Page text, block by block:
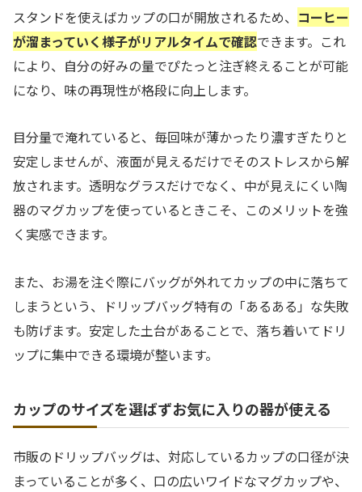
スタンドを使えばカップの口が開放されるため、 コーヒー
が溜まっていく様子がリアルタイムで確認できます。これ
により、自分の好みの量でぴたっと注ぎ終えることが可能
になり、味の再現性が格段に向上します。
目分量で淹れていると、毎回味が薄かったり濃すぎたりと
安定しませんが、液面が見えるだけでそのストレスから解
放されます。透明なグラスだけでなく、中が見えにくい陶
器のマグカップを使っているときこそ、このメリットを強
く実感できます。
また、お湯を注ぐ際にバッグが外れてカップの中に落ちて
しまうという、ドリップバッグ特有の「あるある」な失敗
も防げます。安定した土台があることで、落ち着いてドリ
ップに集中できる環境が整います。
カップのサイズを選ばずお気に入りの器が使える
市販のドリップバッグは、対応しているカップの口径が決
まっていることが多く、口の広いワイドなマグカップや、